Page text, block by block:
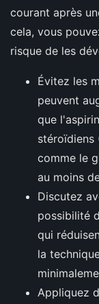
courant après
cela, vous
risque de les
Évitez les
peuvent
que
stéroïdiens
comme le
au moins
Discutez
possibilité
qui
la
Appliquez